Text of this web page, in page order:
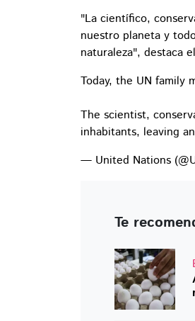
"La científico,
nuestro planeta y
naturaleza", destaca
Today, the UN family
The scientist,
inhabitants, leaving
— United Nations
Te